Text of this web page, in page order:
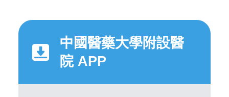
中國醫藥大學附設醫
院 APP